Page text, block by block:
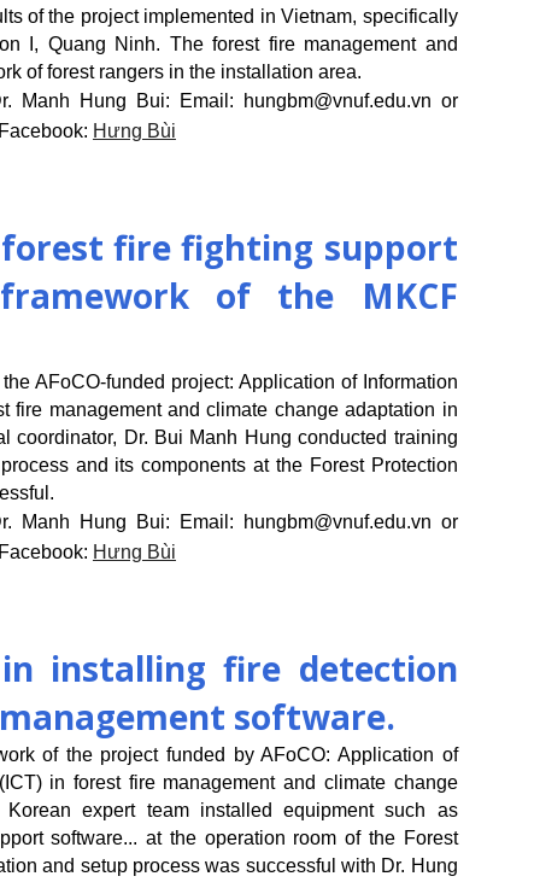
of the project implemented in Vietnam, specifically
I, Quang Ninh. The forest fire management and
of forest rangers in the installation area.
Manh Hung Bui: Email: hungbm@vnuf.edu.vn or
Hưng Bùi
fire fighting support
of the MKCF
AFoCO-funded project: Application of Information
fire management and climate change adaptation in
coordinator, Dr. Bui Manh Hung conducted training
and its components at the Forest Protection
Manh Hung Bui: Email: hungbm@vnuf.edu.vn or
Hưng Bùi
installing fire detection
software.
of the project funded by AFoCO: Application of
in forest fire management and climate change
expert team installed equipment such as
software... at the operation room of the Forest
and setup process was successful with Dr. Hung